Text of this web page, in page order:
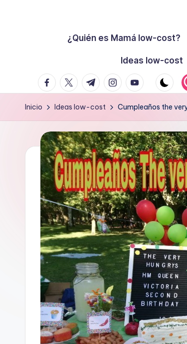
no
morir
en
intento
¿Quién es Mamá low-cost?
Ideas low-cost
facebook.com
twitter.com
t.me instagram.com
youtube.com
Inicio Ideas low-cost Cumpleaños the